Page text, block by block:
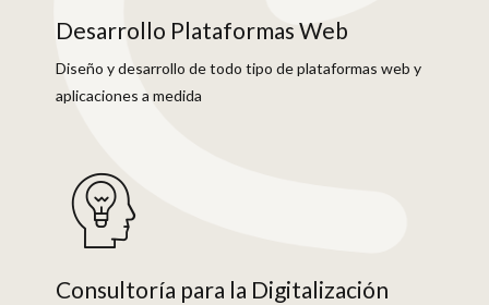
Desarrollo Plataformas Web
Diseño y desarrollo de todo tipo de plataformas web y
aplicaciones a medida
Consultoría para la Digitalización